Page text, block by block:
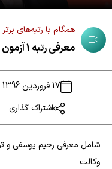
معرفی رتبه 1 آزمون وکالت سال 1395 - کانون البرز
همگام با رتبه‌های برتر
17 فروردین 1396
اشتراک گذاری
شامل معرفی رحیم یوسفی و
وکالت